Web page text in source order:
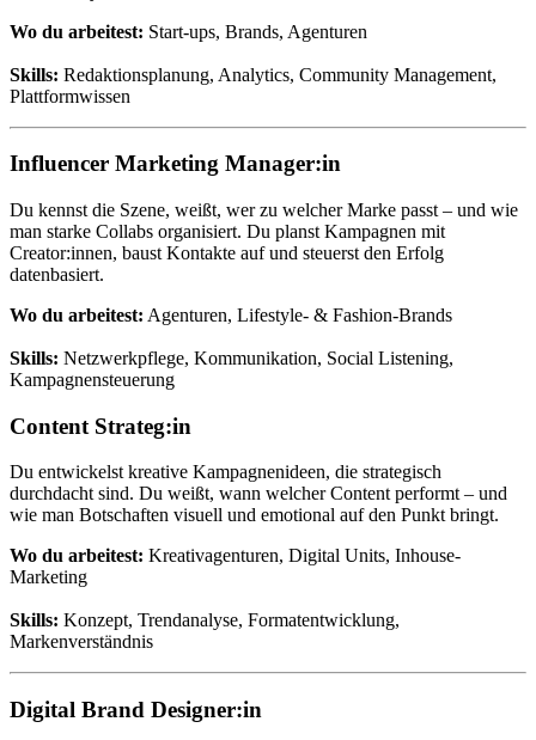
Wo du arbeitest: Start-ups, Brands, Agenturen
Skills: Redaktionsplanung, Analytics, Community Management,
Plattformwissen
Influencer Marketing Manager:in
Du kennst die Szene, weißt, wer zu welcher Marke passt – und wie
man starke Collabs organisiert. Du planst Kampagnen mit
Creator:innen, baust Kontakte auf und steuerst den Erfolg
datenbasiert.
Wo du arbeitest: Agenturen, Lifestyle- & Fashion-Brands
Skills: Netzwerkpflege, Kommunikation, Social Listening,
Kampagnensteuerung
Content Strateg:in
Du entwickelst kreative Kampagnenideen, die strategisch
durchdacht sind. Du weißt, wann welcher Content performt – und
wie man Botschaften visuell und emotional auf den Punkt bringt.
Wo du arbeitest: Kreativagenturen, Digital Units, Inhouse-
Marketing
Skills: Konzept, Trendanalyse, Formatentwicklung,
Markenverständnis
Digital Brand Designer:in